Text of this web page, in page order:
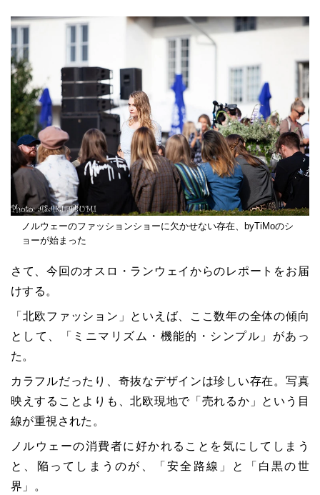
ノルウェーのファッションショーに欠かせない存在、byTiMoのシ
ョーが始まった
さて、今回のオスロ・ランウェイからのレポートをお届
けする。
「北欧ファッション」といえば、ここ数年の全体の傾向
として、「ミニマリズム・機能的・シンプル」があっ
た。
カラフルだったり、奇抜なデザインは珍しい存在。写真
映えすることよりも、北欧現地で「売れるか」という目
線が重視された。
ノルウェーの消費者に好かれることを気にしてしまう
と、陥ってしまうのが、「安全路線」と「白黒の世
界」。